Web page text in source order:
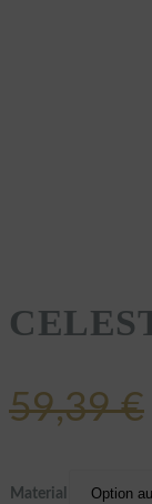
59,39€
Material